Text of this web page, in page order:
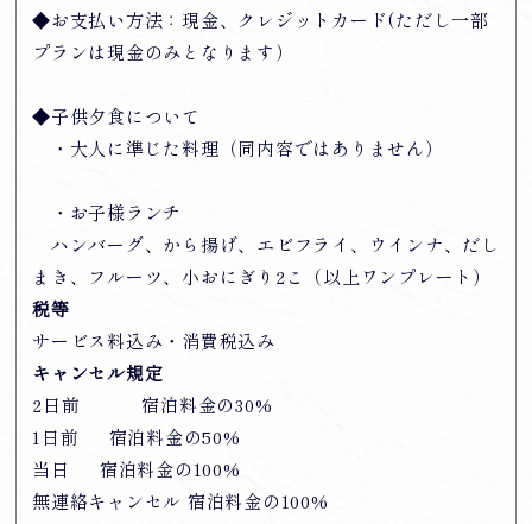
◆お支払い方法：現金、クレジットカード(ただし一部
プランは現金のみとなります）
◆子供夕食について
・大人に準じた料理（同内容ではありません）
・お子様ランチ
ハンバーグ、から揚げ、エビフライ、ウインナ、だし
まき、フルーツ、小おにぎり2こ（以上ワンプレート）
税等
サービス料込み・消費税込み
キャンセル規定
2日前 宿泊料金の30%
1日前 宿泊料金の50%
当日 宿泊料金の100%
無連絡キャンセル 宿泊料金の100%